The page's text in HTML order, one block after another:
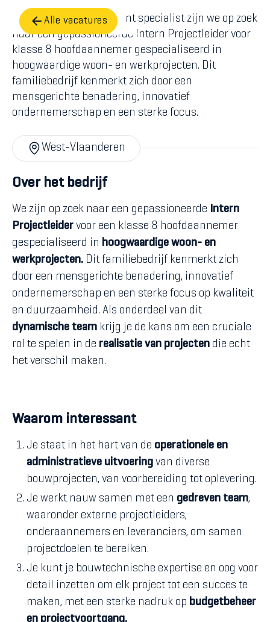
Alle vacatures
Als toegewijd recruitment specialist zijn we op zoek
naar een gepassioneerde Intern Projectleider voor
klasse 8 hoofdaannemer gespecialiseerd in
hoogwaardige woon- en werkprojecten. Dit
familiebedrijf kenmerkt zich door een
mensgerichte benadering, innovatief
ondernemerschap en een sterke focus.
West-Vlaanderen
Over het bedrijf
We zijn op zoek naar een gepassioneerde Intern
Projectleider voor een klasse 8 hoofdaannemer
gespecialiseerd in hoogwaardige woon- en
werkprojecten. Dit familiebedrijf kenmerkt zich
door een mensgerichte benadering, innovatief
ondernemerschap en een sterke focus op kwaliteit
en duurzaamheid. Als onderdeel van dit
dynamische team krijg je de kans om een cruciale
rol te spelen in de realisatie van projecten die echt
het verschil maken.
Waarom interessant
Je staat in het hart van de operationele en
administratieve uitvoering van diverse
bouwprojecten, van voorbereiding tot oplevering.
Je werkt nauw samen met een gedreven team,
waaronder externe projectleiders,
onderaannemers en leveranciers, om samen
projectdoelen te bereiken.
Je kunt je bouwtechnische expertise en oog voor
detail inzetten om elk project tot een succes te
maken, met een sterke nadruk op budgetbeheer
en projectvoortgang.